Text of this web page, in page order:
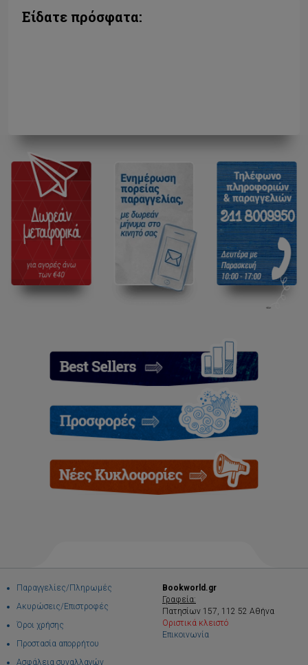
Είδατε πρόσφατα:
Παραγγελίες/Πληρωμές
Ακυρώσεις/Επιστροφές
Όροι χρήσης
Προστασία απορρήτου
Ασφάλεια συναλλαγών
Bookworld.gr
Γραφεία:
Πατησίων 157, 112 52 Αθήνα
Οριστικά κλειστό
Επικοινωνία